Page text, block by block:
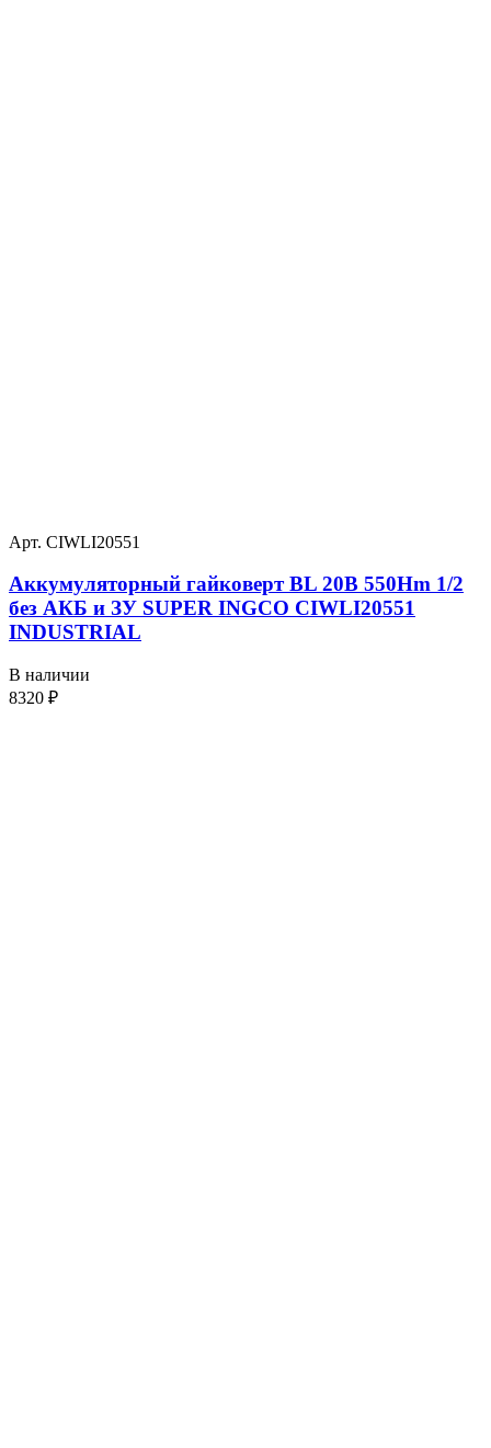
Арт. CIWLI20551
Аккумуляторный гайковерт BL 20В 550Hm 1/2
без АКБ и ЗУ SUPER INGCO CIWLI20551
INDUSTRIAL
В наличии
8320 ₽